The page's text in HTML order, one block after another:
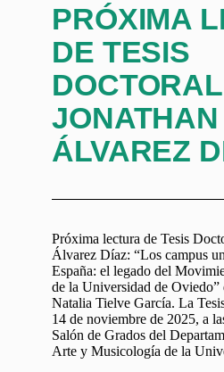
PRÓXIMA
DE TESIS
JONATHAN
ÁLVAREZ
Próxima lectura de Tesis
Álvarez Díaz: “Los campus
España: el legado del
de la Universidad de
Natalia Tielve García. La
14 de noviembre de 2025, a
Salón de Grados del
Arte y Musicología de la